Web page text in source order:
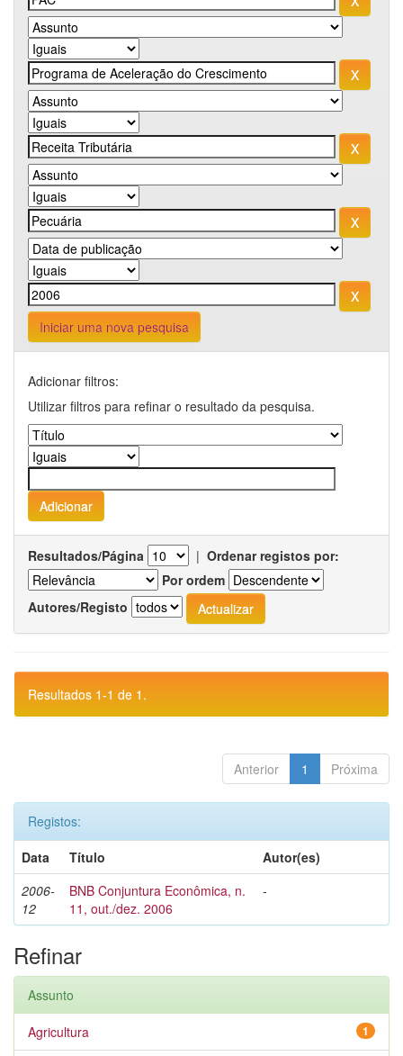
Iniciar uma nova pesquisa
Adicionar filtros:
Utilizar filtros para refinar o resultado da pesquisa.
Resultados/Página | Ordenar registos por:
Por ordem
Autores/Registo
Resultados 1-1 de 1.
Anterior 1 Próxima
Registos:
Data
Título
Autor(es)
2006-
12
BNB Conjuntura Econômica, n.
11, out./dez. 2006
-
Refinar
Assunto
1
Agricultura